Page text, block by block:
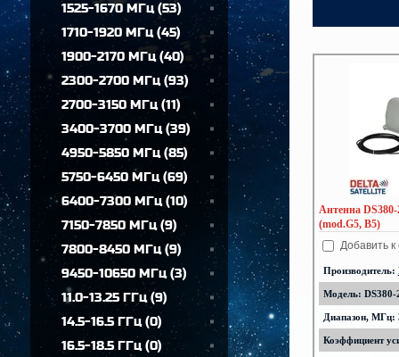
1525-1670 МГц(53)
1710-1920 МГц(45)
1900-2170 МГц(40)
2300-2700 МГц(93)
2700-3150 МГц(11)
3400-3700 МГц(39)
4950-5850 МГц(85)
5750-6450 МГц(69)
6400-7300 МГц(10)
7150-7850 МГц(9)
7800-8450 МГц(9)
9450-10650 МГц(3)
11.0-13.25 ГГц(9)
14.5-16.5 ГГц(0)
16.5-18.5 ГГц(0)
Антенна DS380-
(mod.G5, B5)
Добавить
Производитель:
Модель: DS380-
Диапазон, МГц:
Коэффициент